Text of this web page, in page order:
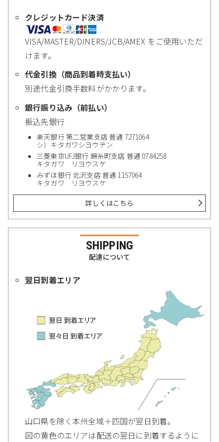
クレジットカード決済
VISA/MASTER/DINERS/JCB/AMEX をご使用いただ
けます。
代金引換（商品到着時支払い）
別途代金引換手数料がかかります。
銀行振り込み（前払い）
振込先銀行
楽天銀行 第二営業支店 普通 7271064
シ）キタガワシヨウテン
三菱東京UFJ銀行 錦糸町支店 普通 0784258
キタガワ リヨウスケ
みずほ銀行 北沢支店 普通 1157064
キタガワ リヨウスケ
詳しくはこちら
SHIPPING
配達について
翌日到着エリア
山口県を除く本州全域＋四国が翌日到着。
図の黄色のエリアは配送の翌日に到着するように